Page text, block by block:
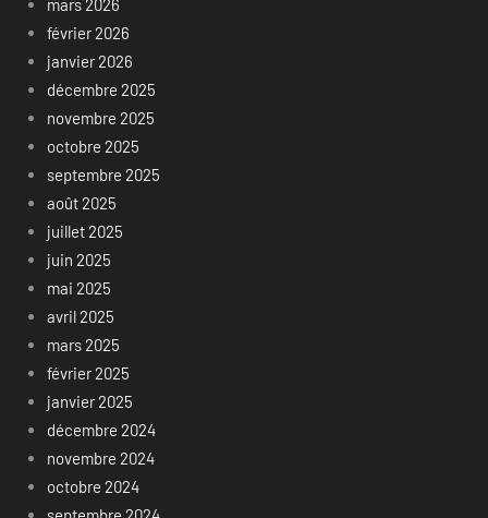
mars 2026
février 2026
janvier 2026
décembre 2025
novembre 2025
octobre 2025
septembre 2025
août 2025
juillet 2025
juin 2025
mai 2025
avril 2025
mars 2025
février 2025
janvier 2025
décembre 2024
novembre 2024
octobre 2024